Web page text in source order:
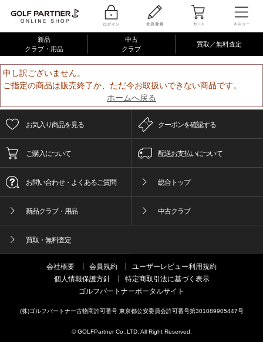
新品
クラブ・用品
中古
クラブ
買取／無料査定
申し訳ございません。
ご指定の商品は販売終了か、ただ今お取扱いできない商品です。
ホームへ戻る
お気入り商品を見る クーポンを確認する
ご購入について 配送お支払いについて
お問い合わせ・よくあるご質問 総合トップ
新品クラブ・用品 中古クラブ
買取・無料査定
会社概要 会員規約
ユーザーレビュー利用規約
個人情報保護方針
特定商取引法に基づく表示
ゴルフパートナーポータルサイト
(株)ゴルフパートナー古物商許可番号 東京都公安委員会許可番号第301089905447号
© GOLFPartner Co.,LTD. All Right Reserved.